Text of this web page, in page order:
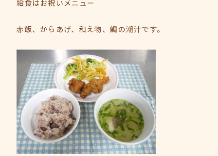
給食はお祝いメニュー
赤飯、からあげ、和え物、鯛の潮汁です。